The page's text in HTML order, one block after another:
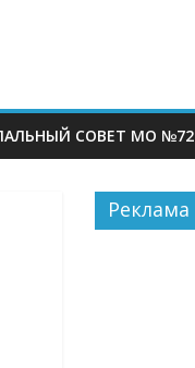
СОВЕТ МО №72
Реклама